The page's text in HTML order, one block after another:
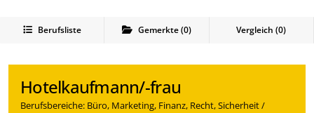
Berufsliste Gemerkte(0) Vergleich (0)
Hotelkaufmann/-frau
Berufsbereiche: Büro, Marketing, Finanz, Recht, Sicherheit /